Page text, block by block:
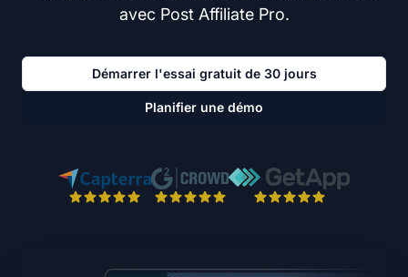
avec Post Affiliate Pro.
Démarrer l'essai gratuit de 30 jours
Planifier une démo